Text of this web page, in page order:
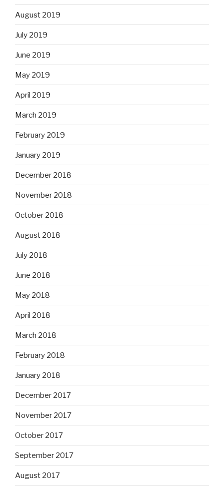
August 2019
July 2019
June 2019
May 2019
April 2019
March 2019
February 2019
January 2019
December 2018
November 2018
October 2018
August 2018
July 2018
June 2018
May 2018
April 2018
March 2018
February 2018
January 2018
December 2017
November 2017
October 2017
September 2017
August 2017